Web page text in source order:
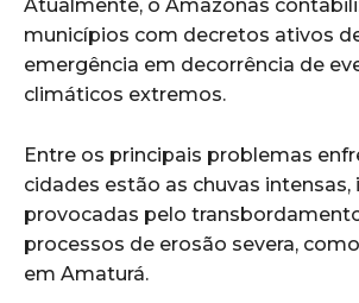
Atualmente, o Amazonas
municípios com decretos ativos
emergência em decorrência de
climáticos extremos.
Entre os principais problemas
cidades estão as chuvas intensas,
provocadas pelo
processos de erosão severa,
em Amaturá.